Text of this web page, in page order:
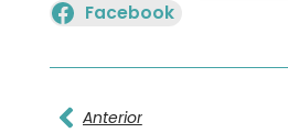
Facebook
Anterior